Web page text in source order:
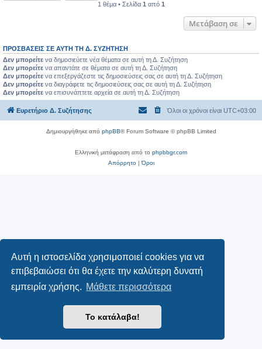
Αυτή η ιστοσελίδα χρησιμοποιεί cookies για να
επιβεβαιώσει ότι θα έχετε την καλύτερη δυνατή
εμπειρία χρήσης. Μάθετε περισσότερα
Το κατάλαβα!
1 θέμα • Σελίδα 1 από 1
Μετάβαση σε
ΠΡΟΣΒΆΣΕΙΣ ΣΕ ΑΥΤΉ ΤΗ Δ. ΣΥΖΉΤΗΣΗ
Δεν μπορείτε να δημοσιεύετε νέα θέματα σε αυτή τη Δ. Συζήτηση
Δεν μπορείτε να απαντάτε σε θέματα σε αυτή τη Δ. Συζήτηση
Δεν μπορείτε να επεξεργάζεστε τις δημοσιεύσεις σας σε αυτή τη Δ. Συζήτηση
Δεν μπορείτε να διαγράφετε τις δημοσιεύσεις σας σε αυτή τη Δ. Συζήτηση
Δεν μπορείτε να επισυνάπτετε αρχεία σε αυτή τη Δ. Συζήτηση
Ευρετήριο Δ. Συζήτησης Όλοι οι χρόνοι είναι UTC+03:00
Δημιουργήθηκε από phpBB® Forum Software © phpBB Limited
Ελληνική μετάφραση από το phpbbgr.com
Απόρρητο|Όροι